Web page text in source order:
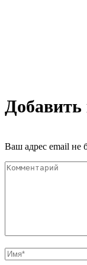
Ваш адрес email не